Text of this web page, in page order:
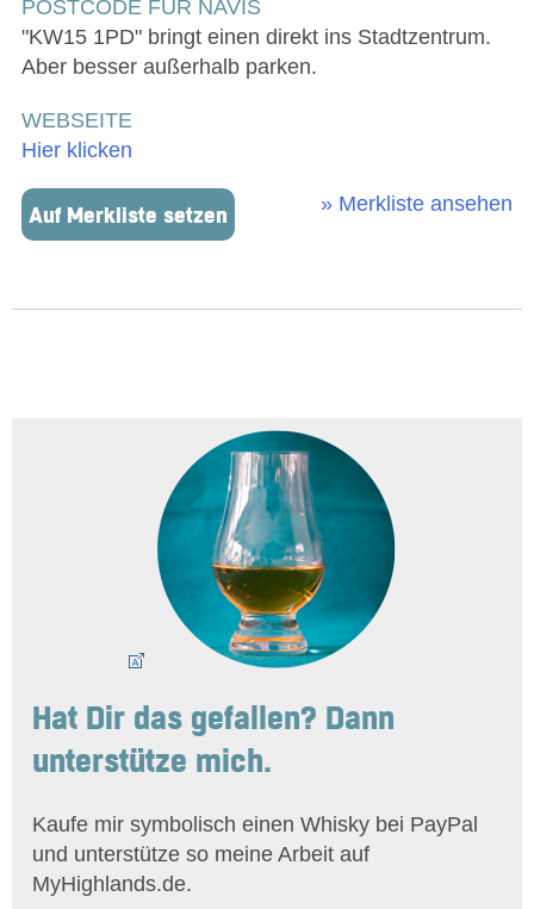
POSTCODE FÜR NAVIS
"KW15 1PD" bringt einen direkt ins Stadtzentrum.
Aber besser außerhalb parken.
WEBSEITE
Hier klicken
Auf Merkliste setzen
» Merkliste ansehen
Hat Dir das gefallen? Dann
unterstütze mich.
Kaufe mir symbolisch einen Whisky bei PayPal
und unterstütze so meine Arbeit auf
MyHighlands.de.